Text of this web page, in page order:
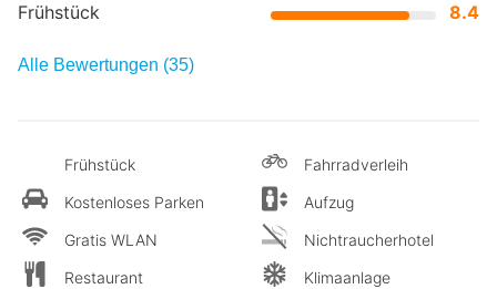
Frühstück
8.4
Alle Bewertungen (35)
Frühstück
Kostenloses Parken
Gratis WLAN
Restaurant
Fahrradverleih
Aufzug
Nichtraucherhotel
Klimaanlage